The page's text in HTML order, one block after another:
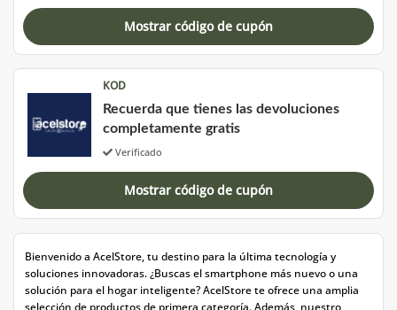
Mostrar código de cupón
KOD
Recuerda que tienes las devoluciones
completamente gratis
Verificado
Mostrar código de cupón
Bienvenido a AcelStore, tu destino para la última tecnología y
soluciones innovadoras. ¿Buscas el smartphone más nuevo o una
solución para el hogar inteligente? AcelStore te ofrece una amplia
selección de productos de primera categoría. Además, nuestro